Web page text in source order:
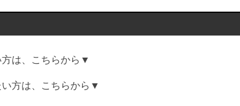
は、こちらから▼
方は、こちらから▼